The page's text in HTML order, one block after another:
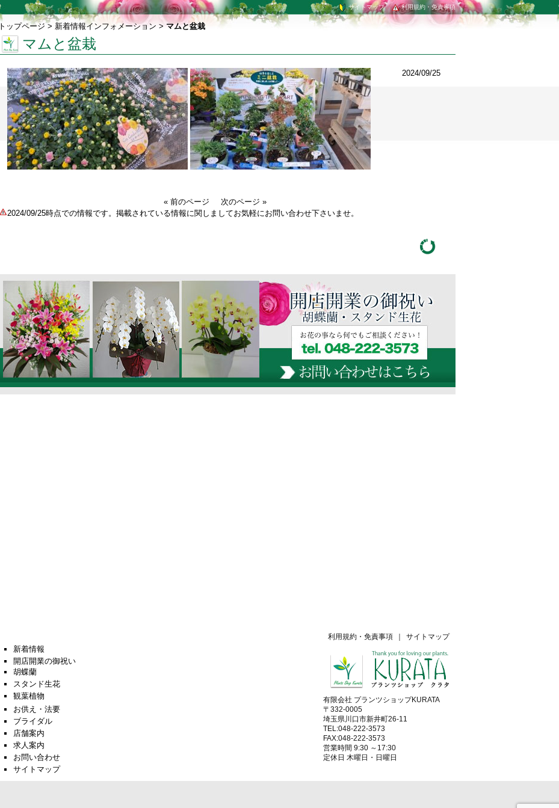
利用規約・免責事項
サイトマップ
トップページ > 新着情報インフォメーション > マムと盆栽
マムと盆栽
2024/09/25
« 前のページ
次のページ »
2024/09/25時点での情報です。掲載されている情報に関しましてお気軽にお問い合わせ下さいませ。
新着情報
開店開業の御祝い
胡蝶蘭
スタンド生花
観葉植物
お供え・法要
ブライダル
店舗案内
求人案内
お問い合わせ
サイトマップ
サイトマップ
利用規約・免責事項
有限会社 プランツショップKURATA
〒332-0005
埼玉県川口市新井町26-11
TEL:048-222-3573
FAX:048-222-3573
営業時間 9:30 ～17:30
定休日 木曜日・日曜日